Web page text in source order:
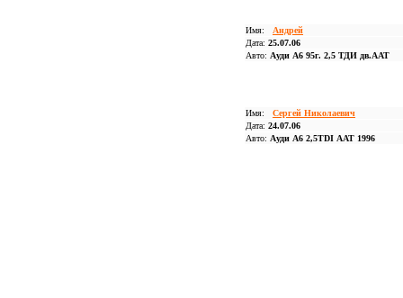
Имя: Андрей
Дата: 25.07.06
Авто: Ауди А6 95г. 2,5 ТДИ дв.ААТ
Имя: Сергей Николаевич
Дата: 24.07.06
Авто: Ауди А6 2,5TDI ААТ 1996